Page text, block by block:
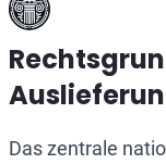
Das zentrale